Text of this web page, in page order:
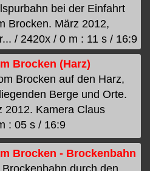
bei der Einfahrt
Brocken. März 2012,
/ 2420x / 0 m : 11 s / 16:9
Brocken (Harz)
Brocken auf den Harz,
Berge und Orte.
2012. Kamera Claus
: 05 s / 16:9
Brocken - Brockenbahn
Brockenbahn durch den